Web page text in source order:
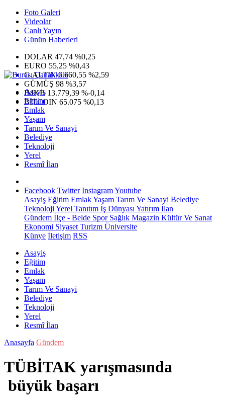
Foto Galeri
Videolar
Canlı Yayın
Günün Haberleri
DOLAR 47,74 %0,25
EURO 55,25 %0,43
G.ALTIN6.660,55 %2,59
GÜMÜŞ 98 %3,57
IMKB 13.779,39 %-0,14
BITCOIN 65.075 %0,13
Asayiş
Eğitim
Emlak
Yaşam
Tarım Ve Sanayi
Belediye
Teknoloji
Yerel
Resmî İlan
Facebook Twitter InstagramYoutube
Asayiş Eğitim EmlakYaşam Tarım Ve Sanayi Belediye
Teknoloji Yerel Tanıtım İş Dünyası Yatırım İlan
Gündem İlçe - Belde SporSağlık Magazin Kültür Ve Sanat
Ekonomi Siyaset Turizm Üniversite
Künye İletişim RSS
Asayiş
Eğitim
Emlak
Yaşam
Tarım Ve Sanayi
Belediye
Teknoloji
Yerel
Resmî İlan
Anasayfa Gündem
TÜBİTAK yarışmasında
büyük başarı